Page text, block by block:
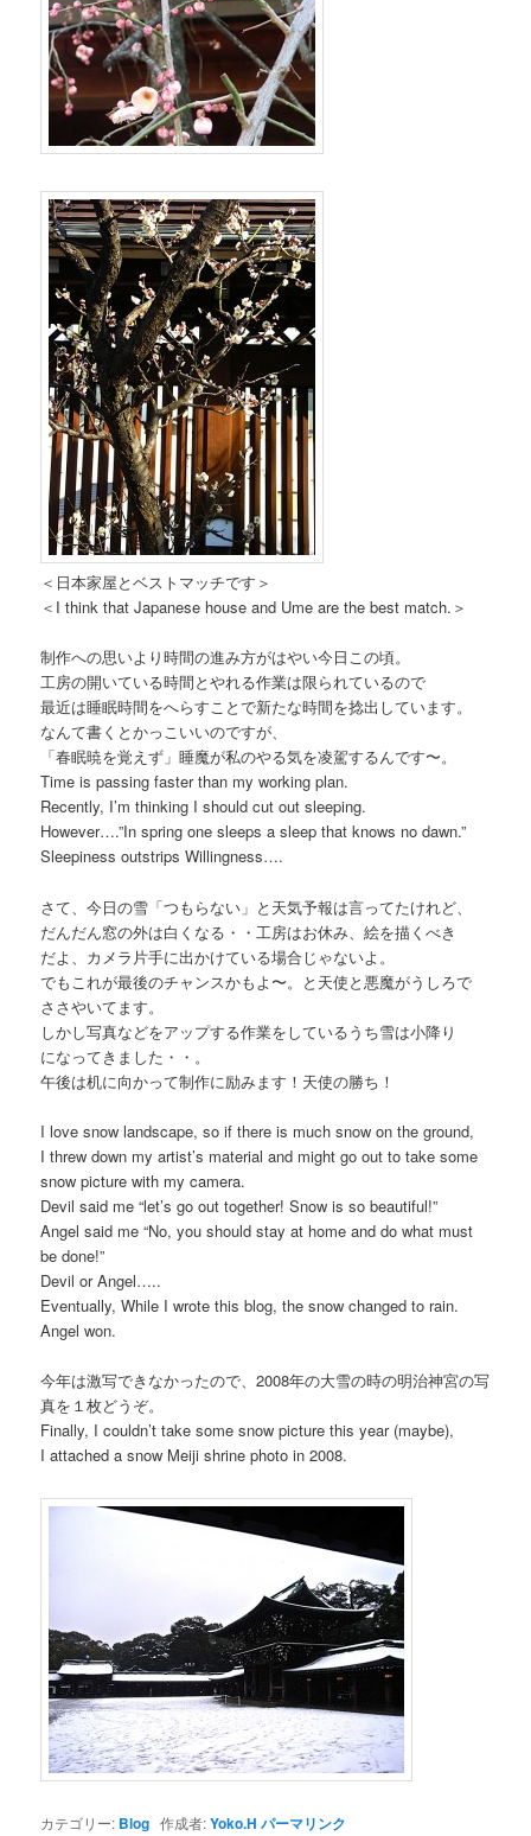
＜日本家屋とベストマッチです＞
＜I think that Japanese house and Ume are the best match.＞
制作への思いより時間の進み方がはやい今日この頃。
工房の開いている時間とやれる作業は限られているので
最近は睡眠時間をへらすことで新たな時間を捻出しています。
なんて書くとかっこいいのですが、
「春眠暁を覚えず」睡魔が私のやる気を凌駕するんです〜。
Time is passing faster than my working plan.
Recently, I’m thinking I should cut out sleeping.
However….”In spring one sleeps a sleep that knows no dawn.”
Sleepiness outstrips Willingness….
さて、今日の雪「つもらない」と天気予報は言ってたけれど、
だんだん窓の外は白くなる・・工房はお休み、絵を描くべき
だよ、カメラ片手に出かけている場合じゃないよ。
でもこれが最後のチャンスかもよ〜。と天使と悪魔がうしろで
ささやいてます。
しかし写真などをアップする作業をしているうち雪は小降り
になってきました・・。
午後は机に向かって制作に励みます！天使の勝ち！
I love snow landscape, so if there is much snow on the ground,
I threw down my artist’s material and might go out to take some
snow picture with my camera.
Devil said me “let’s go out together! Snow is so beautiful!”
Angel said me “No, you should stay at home and do what must
be done!”
Devil or Angel…..
Eventually, While I wrote this blog, the snow changed to rain.
Angel won.
今年は激写できなかったので、2008年の大雪の時の明治神宮の写
真を１枚どうぞ。
Finally, I couldn’t take some snow picture this year (maybe),
I attached a snow Meiji shrine photo in 2008.
カテゴリー: Blog 作成者:Yoko.H パーマリンク